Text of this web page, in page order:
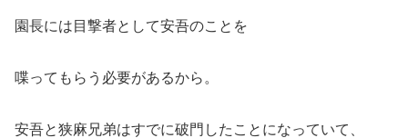
園長には目撃者として安吾のことを
喋ってもらう必要があるから。
安吾と狭麻兄弟はすでに破門したことになっていて、